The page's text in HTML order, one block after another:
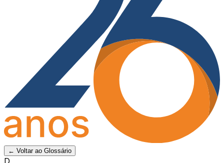
← Voltar ao Glossário